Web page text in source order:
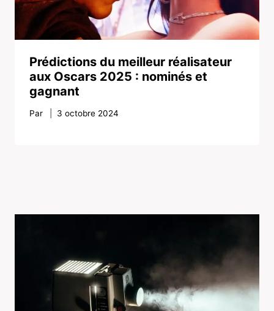
Prédictions du meilleur réalisateur
aux Oscars 2025 : nominés et
gagnant
Par 3 octobre 2024